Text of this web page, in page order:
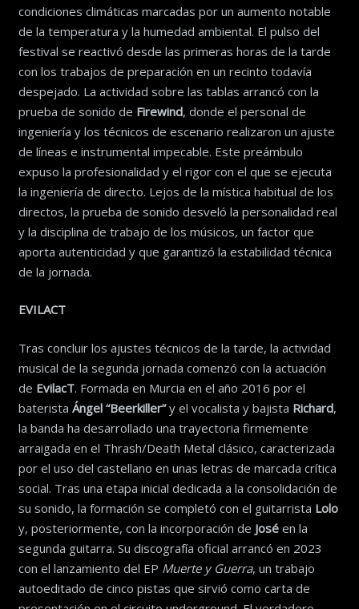
condiciones climáticas marcadas por un aumento notable
de la temperatura y la humedad ambiental. El pulso del
festival se reactivó desde las primeras horas de la tarde
con los trabajos de preparación en un recinto todavía
despejado. La actividad sobre las tablas arrancó con la
prueba de sonido de Firewind, donde el personal de
ingeniería y los técnicos de escenario realizaron un ajuste
de líneas e instrumental impecable. Este preámbulo
expuso la profesionalidad y el rigor con el que se ejecuta
la ingeniería de directo. Lejos de la mística habitual de los
directos, la prueba de sonido desveló la personalidad real
y la disciplina de trabajo de los músicos, un factor que
aporta autenticidad y que garantizó la estabilidad técnica
de la jornada.
EVILACT
Tras concluir los ajustes técnicos de la tarde, la actividad
musical de la segunda jornada comenzó con la actuación
de EvilacT. Formada en Murcia en el año 2016 por el
baterista Ángel “Beerkiller”y el vocalista y bajista Richard,
la banda ha desarrollado una trayectoria firmemente
arraigada en el Thrash/Death Metal clásico, caracterizada
por el uso del castellano en unas letras de marcada crítica
social. Tras una etapa inicial dedicada a la consolidación de
su sonido, la formación se completó con el guitarrista Lolo
y, posteriormente, con la incorporación de Joséen la
segunda guitarra. Su discografía oficial arrancó en 2023
con el lanzamiento del EP Muerte y Guerra, un trabajo
autoeditado de cinco pistas que sirvió como carta de